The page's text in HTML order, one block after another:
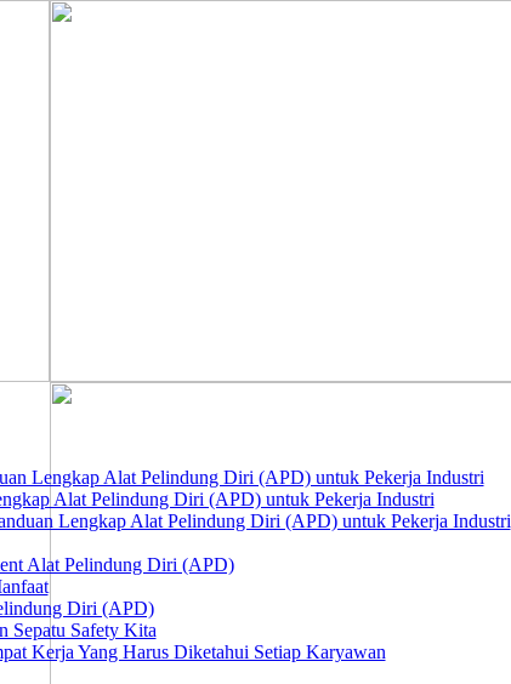
Lengkap Alat Pelindung Diri (APD) untuk Pekerja Industri
Alat Pelindung Diri (APD) untuk Pekerja Industri
Lengkap Alat Pelindung Diri (APD) untuk Pekerja Industri
Alat Pelindung Diri (APD)
Diri (APD)
Sepatu Safety Kita
Kerja Yang Harus Diketahui Setiap Karyawan